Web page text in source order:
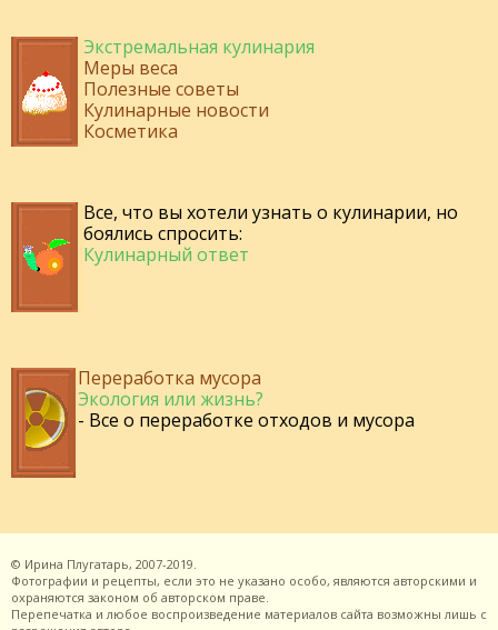
Экстремальная кулинария
Меры веса
Полезные советы
Кулинарные новости
Косметика
Все, что вы хотели узнать о кулинарии, но
боялись спросить:
Кулинарный ответ
Переработка мусора
Экология или жизнь?
- Все о переработке отходов и мусора
© Ирина Плугатарь, 2007-2019.
Фотографии и рецепты, если это не указано особо, являются авторскими и
охраняются законом об авторском праве.
Перепечатка и любое воспроизведение материалов сайта возможны лишь с